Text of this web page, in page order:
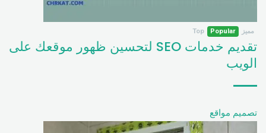
مميز Popular
Top
تقديم خدمات SEO لتحسين ظهور موقعك على
الويب
تصميم مواقع